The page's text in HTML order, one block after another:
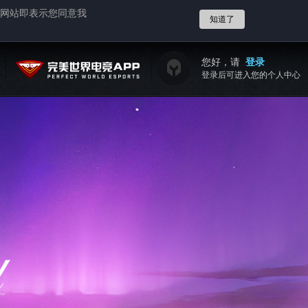
站即表示您同意我
知道了
您好，请 登录
登录后可进入您的个人中心